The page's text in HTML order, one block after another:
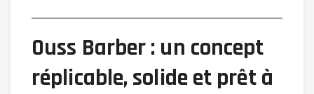
Ouss Barber : un concept
réplicable, solide et prêt à